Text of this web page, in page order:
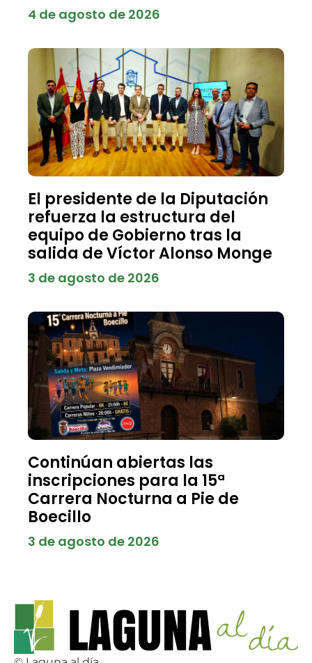
4 de agosto de 2026
El presidente de la Diputación
refuerza la estructura del
equipo de Gobierno tras la
salida de Víctor Alonso Monge
3 de agosto de 2026
Continúan abiertas las
inscripciones para la 15ª
Carrera Nocturna a Pie de
Boecillo
3 de agosto de 2026